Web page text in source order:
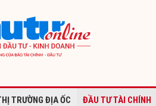
TRƯỜNG ĐỊA ỐC ĐẦU TƯ TÀI CHÍNH